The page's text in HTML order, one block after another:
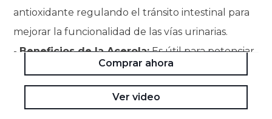
antioxidante regulando el tránsito intestinal para
mejorar la funcionalidad de las vías urinarias.
- Beneficios de la Acerola:Es útil para potenciar
las defensas naturales del organismo, favorecer la
acción reconstituyente y aportar propiedades
antioxidantes.
Comprar ahora
Ver video